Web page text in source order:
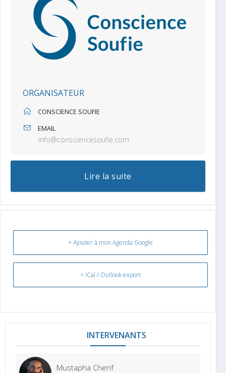
ORGANISATEUR
CONSCIENCE SOUFIE
EMAIL
info@consciencesoufie.com
Lire la suite
+ Ajouter à mon Agenda Google
+ iCal / Outlook export
INTERVENANT
Mustapha Cherif